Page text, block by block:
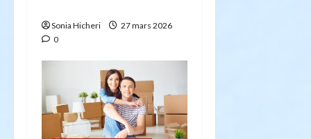
eSonia Hicheri
27 mars 2026
0